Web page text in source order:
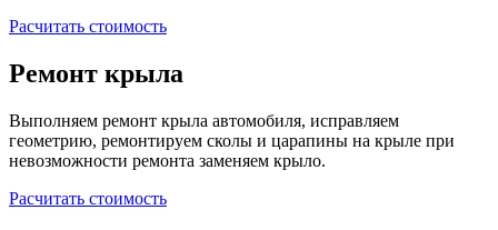
Расчитать стоимость
Ремонт крыла
Выполняем ремонт крыла автомобиля, исправляем
геометрию, ремонтируем сколы и царапины на крыле при
невозможности ремонта заменяем крыло.
Расчитать стоимость